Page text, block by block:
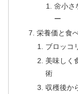
🌼小さ
ー
栄養価と食
ブロッコ
美味しく
術
収穫後か